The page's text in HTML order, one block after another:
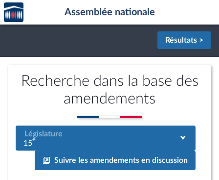
Aller au contenu
Aller en bas de la page
Accèder
à la
page
Assemblée nationale
Résultats >
Recherche dans la base des
amendements
Législature
15e
Suivre les amendements en discussion